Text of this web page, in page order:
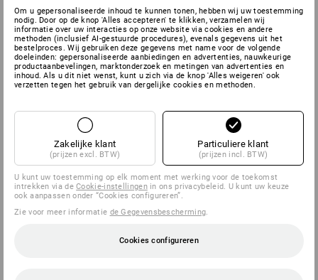
Om u gepersonaliseerde inhoud te kunnen tonen, hebben wij uw toestemming
nodig. Door op de knop 'Alles accepteren' te klikken, verzamelen wij
informatie over uw interacties op onze website via cookies en andere
methoden (inclusief AI-gestuurde procedures), evenals gegevens uit het
bestelproces. Wij gebruiken deze gegevens met name voor de volgende
doeleinden: gepersonaliseerde aanbiedingen en advertenties, nauwkeurige
productaanbevelingen, marktonderzoek en metingen van advertenties en
inhoud. Als u dit niet wenst, kunt u zich via de knop 'Alles weigeren' ook
verzetten tegen het gebruik van dergelijke cookies en methoden.
Zakelijke klant
(prijzen excl. BTW)
Particuliere klant
(prijzen incl. BTW)
U kunt uw toestemming op elk moment met werking voor de toekomst
intrekken via deCookie-instellingenin ons privacybeleid. U kunt uw keuze
ook aanpassen onder “Cookies configureren”.
Zie voor meer informatie de Gegevensbescherming.
Cookies configureren